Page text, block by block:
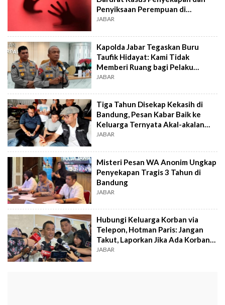
Penyiksaan Perempuan di
Bandung
JABAR
Kapolda Jabar Tegaskan Buru
Taufik Hidayat: Kami Tidak
Memberi Ruang bagi Pelaku
Kekerasan
JABAR
Tiga Tahun Disekap Kekasih di
Bandung, Pesan Kabar Baik ke
Keluarga Ternyata Akal-akalan
Pelaku
JABAR
Misteri Pesan WA Anonim Ungkap
Penyekapan Tragis 3 Tahun di
Bandung
JABAR
Hubungi Keluarga Korban via
Telepon, Hotman Paris: Jangan
Takut, Laporkan Jika Ada Korban
Lain
JABAR